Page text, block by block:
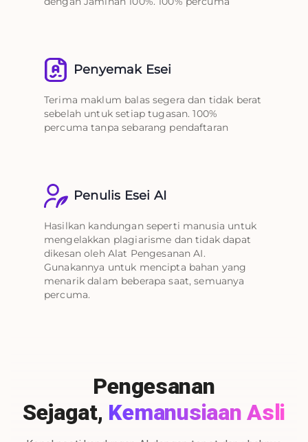
Penyemak Esei
Terima maklum balas segera dan tidak berat
sebelah untuk setiap tugasan. 100%
percuma tanpa sebarang pendaftaran
Penulis Esei AI
Hasilkan kandungan seperti manusia untuk
mengelakkan plagiarisme dan tidak dapat
dikesan oleh Alat Pengesanan AI.
Gunakannya untuk mencipta bahan yang
menarik dalam beberapa saat, semuanya
percuma.
Pengesanan
Sejagat, Kemanusiaan Asli